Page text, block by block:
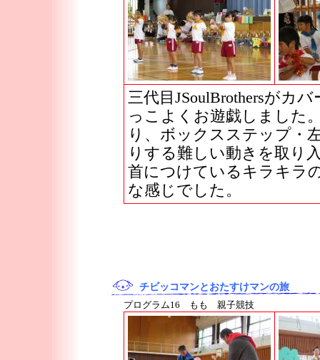
三代目JSoulBrothersがカ
っこよくお遊戯しました
り、ボックスステップ・
りする難しい動きを取り
首につけているキラキラ
な感じでした。
チビッコマンとおたすけマンの旅
プログラム16 もも 親子競技